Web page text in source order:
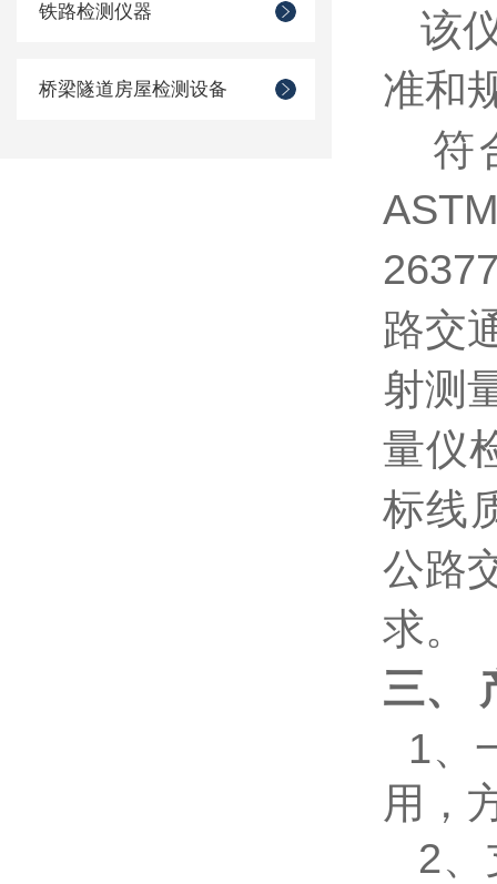
铁路检测仪器
桥梁隧道房屋检测设备
该
准和
符
路交
射测
量仪
标线
公路
求。
三、
1、
用，
2、